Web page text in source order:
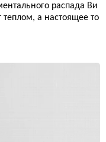
распада Ви
а настоящее то